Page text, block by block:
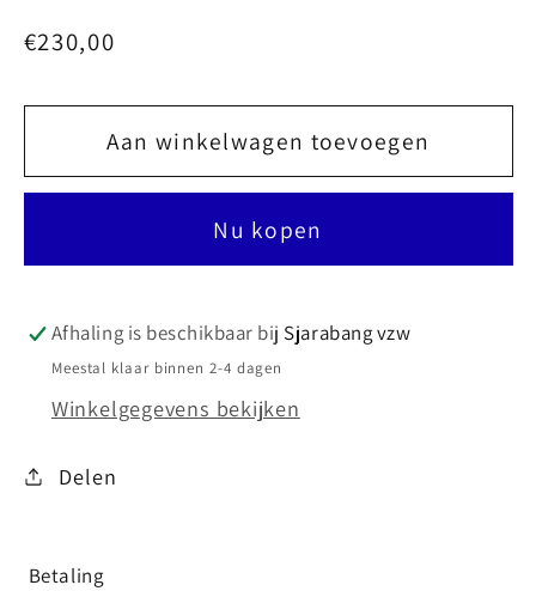
Normale
€230,00
Aan winkelwagen toevoegen
Nu kopen
Afhaling is beschikbaar bij Sjarabang vzw
Meestal klaar binnen 2-4 dagen
Winkelgegevens bekijken
Delen
Betaling